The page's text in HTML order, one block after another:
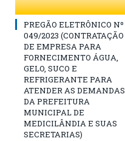
PREGÃO ELETRÔNICO Nº
049/2023 (CONTRATAÇÃO
DE EMPRESA PARA
FORNECIMENTO ÁGUA,
GELO, SUCO E
REFRIGERANTE PARA
ATENDER AS DEMANDAS
DA PREFEITURA
MUNICIPAL DE
MEDICILÂNDIA E SUAS
SECRETARIAS)